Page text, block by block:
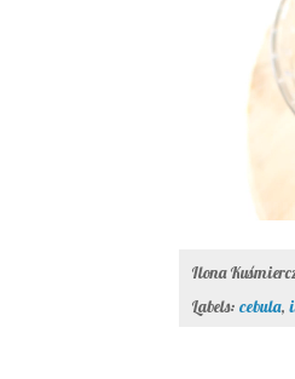
Ilona
Labels: cebula,